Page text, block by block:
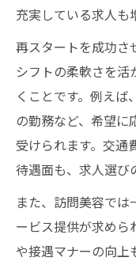
充実している求人も
再スタートを成功さ
シフトの柔軟さを
くことです。例え
の勤務など、希望に
受けられます。交通
待遇面も、求人選び
また、訪問美容で
ービス提供が求めら
や接遇マナーの向